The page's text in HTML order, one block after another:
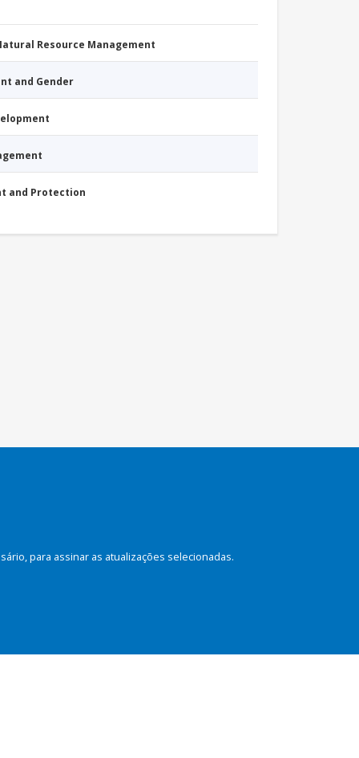
Resource Management
and Gender
and Protection
para assinar as atualizações selecionadas.